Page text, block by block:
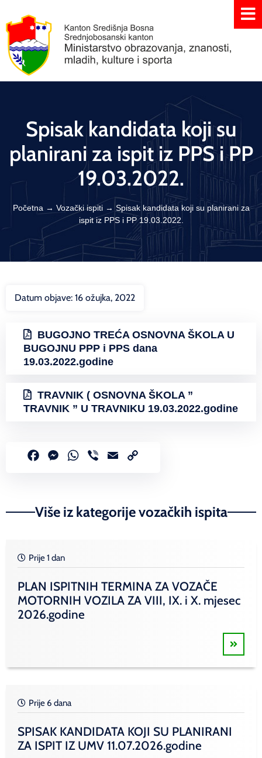
Spisak kandidata koji su
planirani za ispit iz PPS i PP
19.03.2022.
Početna → Vozački ispiti→ Spisak kandidata koji su planirani za
ispit iz PPS i PP 19.03.2022.
Datum objave: 16 ožujka, 2022
BUGOJNO TREĆA OSNOVNA ŠKOLA U
BUGOJNU PPP i PPS dana
19.03.2022.godine
TRAVNIK ( OSNOVNA ŠKOLA ”
TRAVNIK ” U TRAVNIKU 19.03.2022.godine
FacebookMessenger
WhatsApp
Viber Email
Više iz kategorije vozačkih ispita
Prije 1 dan
PLAN ISPITNIH TERMINA ZA VOZAČE
MOTORNIH VOZILA ZA VIII, IX. i X. mjesec
2026.godine
Prije 6 dana
SPISAK KANDIDATA KOJI SU PLANIRANI
ZA ISPIT IZ UMV 11.07.2026.godine